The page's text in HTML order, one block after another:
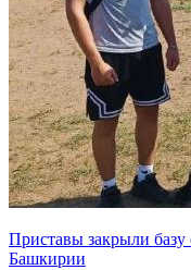
Приставы закрыли
Башкирии